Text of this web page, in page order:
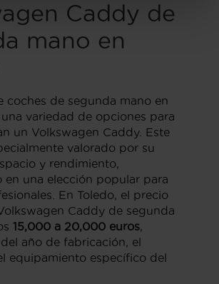
Caddy de
mano en
coches de segunda mano en
variedad de opciones para
un Volkswagen Caddy. Este
valorado por su
y rendimiento,
en una elección popular para
En Toledo, el precio
Caddy de segunda
15,000 a 20,000 euros,
año de fabricación, el
equipamiento específico del